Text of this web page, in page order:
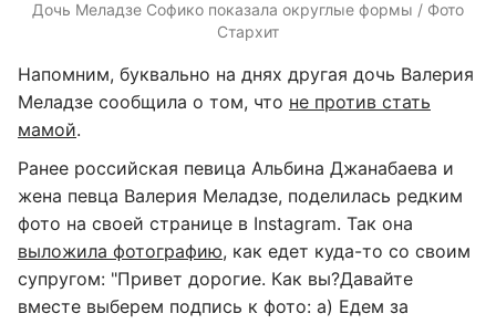
Дочь Меладзе Софико показала округлые формы / Фото
Стархит
Напомним, буквально на днях другая дочь Валерия
Меладзе сообщила о том, что не против стать
мамой.
Ранее российская певица Альбина Джанабаева и
жена певца Валерия Меладзе, поделилась редким
фото на своей странице в Instagram. Так она
выложила фотографию, как едет куда-то со своим
супругом: "Привет дорогие. Как вы?Давайте
вместе выберем подпись к фото: а) Едем за